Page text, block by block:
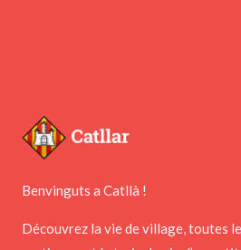
Benvinguts a Catllà !
Découvrez la vie de village, toutes